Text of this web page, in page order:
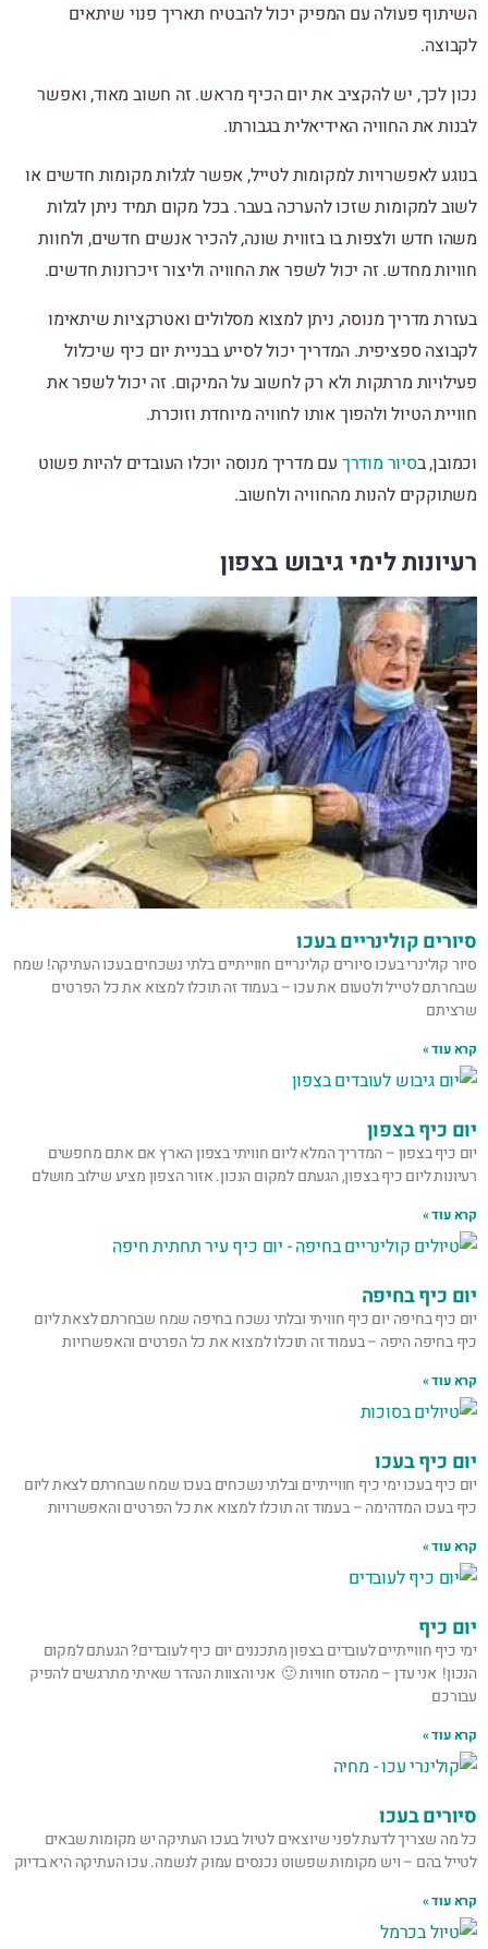
השיתוף פעולה עם המפיק יכול להבטיח תאריך פנוי שיתאים
לקבוצה.
נכון לכך, יש להקציב את יום הכיף מראש. זה חשוב מאוד, ואפשר
לבנות את החוויה האידיאלית בגבורתו.
בנוגע לאפשרויות למקומות לטייל, אפשר לגלות מקומות חדשים או
לשוב למקומות שזכו להערכה בעבר. בכל מקום תמיד ניתן לגלות
משהו חדש ולצפות בו בזווית שונה, להכיר אנשים חדשים, ולחוות
חוויות מחדש. זה יכול לשפר את החוויה וליצור זיכרונות חדשים.
בעזרת מדריך מנוסה, ניתן למצוא מסלולים ואטרקציות שיתאימו
לקבוצה ספציפית. המדריך יכול לסייע בבניית יום כיף שיכלול
פעילויות מרתקות ולא רק לחשוב על המיקום. זה יכול לשפר את
חוויית הטיול ולהפוך אותו לחוויה מיוחדת וזוכרת.
וכמובן, בסיור מודרך עם מדריך מנוסה יוכלו העובדים להיות פשוט
משתוקקים להנות מהחוויה ולחשוב.
רעיונות לימי גיבוש בצפון
סיורים קולינריים בעכו
סיור קולינרי בעכו סיורים קולינריים חווייתיים בלתי נשכחים בעכו העתיקה! שמח
שבחרתם לטייל ולטעום את עכו – בעמוד זה תוכלו למצוא את כל הפרטים
שרציתם
קרא עוד »
יום כיף בצפון
יום כיף בצפון – המדריך המלא ליום חוויתי בצפון הארץ אם אתם מחפשים
רעיונות ליום כיף בצפון, הגעתם למקום הנכון. אזור הצפון מציע שילוב מושלם
קרא עוד »
יום כיף בחיפה
יום כיף בחיפה יום כיף חוויתי ובלתי נשכח בחיפה שמח שבחרתם לצאת ליום
כיף בחיפה היפה – בעמוד זה תוכלו למצוא את כל הפרטים והאפשרויות
קרא עוד »
יום כיף בעכו
יום כיף בעכו ימי כיף חווייתיים ובלתי נשכחים בעכו שמח שבחרתם לצאת ליום
כיף בעכו המדהימה – בעמוד זה תוכלו למצוא את כל הפרטים והאפשרויות
קרא עוד »
יום כיף
ימי כיף חווייתיים לעובדים בצפון מתכננים יום כיף לעובדים? הגעתם למקום
הנכון! אני עדן – מהנדס חוויות 🙂 אני והצוות הנהדר שאיתי מתרגשים להפיק
עבורכם
קרא עוד »
סיורים בעכו
כל מה שצריך לדעת לפני שיוצאים לטיול בעכו העתיקה יש מקומות שבאים
לטייל בהם – ויש מקומות שפשוט נכנסים עמוק לנשמה. עכו העתיקה היא בדיוק
קרא עוד »